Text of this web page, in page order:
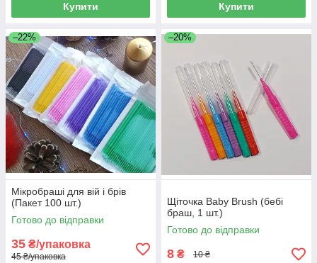
Купити Купити
–22%
Мікробраші для вій і брів
(Пакет 100 шт.)
Готово до відправки
35 ₴/упаковка
45 ₴/упаковка
–20%
Щіточка Baby Brush (бебі
браш, 1 шт.)
Готово до відправки
8 ₴ 10 ₴